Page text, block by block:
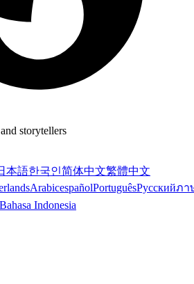
storytellers
本語한국인简体中文繁體中文
ArabicespañolPortuguêsРусскийภา
Bahasa Indonesia